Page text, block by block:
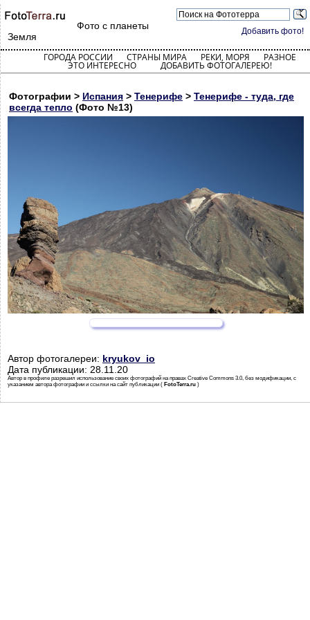
Добавить фото!
Фото с планеты
Земля
ГОРОДА РОССИИ СТРАНЫ МИРА РЕКИ, МОРЯ РАЗНОЕ
ЭТО ИНТЕРЕСНО ДОБАВИТЬ ФОТОГАЛЕРЕЮ!
Фотографии > Испания > Тенерифе > Тенерифе - туда, где
всегда тепло (Фото №13)
Автор фотогалереи: kryukov_io
Дата публикации: 28.11.20
Автор в профиле разрешил использование своих фотографий на правах Creative Commons 3.0, без модификации, с
указанием автора фотографии и ссылки на сайт публикации ( FotoTerra.ru )